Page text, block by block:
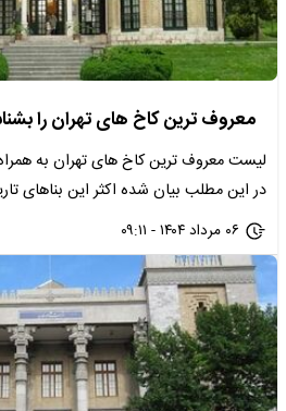
معروف ترین کاخ های تهران را
لیست معروف ترین کاخ های تهران به
در این مطلب بیان شده اکثر این بناهای
۰۶ مرداد ۱۴۰۴ - ۰۹:۱۱